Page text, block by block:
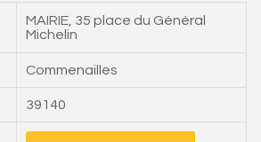
MAIRIE, 35 place du Général
Michelin
Commenailles
39140